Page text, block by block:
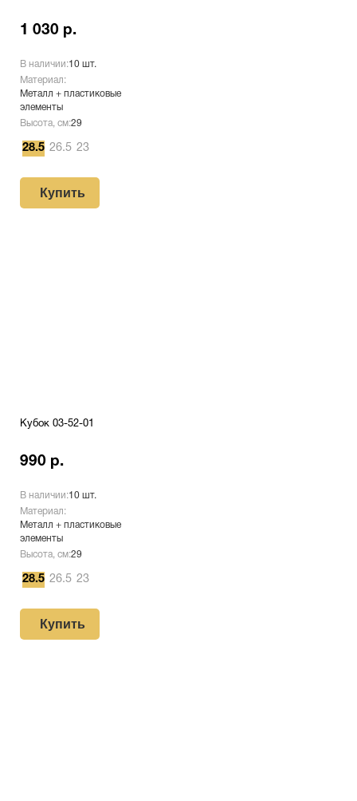
1 030 р.
В наличии:10 шт.
Материал:
Металл + пластиковые
элементы
Высота, см:29
28.5 26.5 23
Купить
Кубок 03-52-01
990 р.
В наличии:10 шт.
Материал:
Металл + пластиковые
элементы
Высота, см:29
28.5 26.5 23
Купить